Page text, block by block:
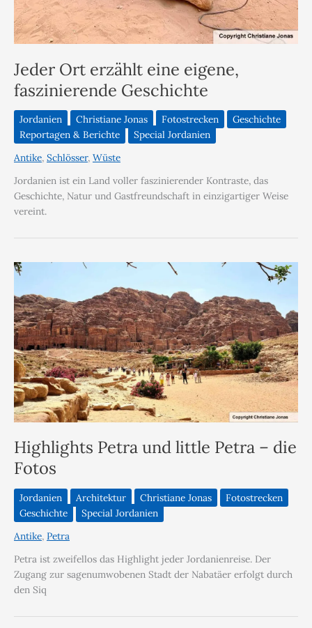
Jeder Ort erzählt eine eigene,
faszinierende Geschichte
Jordanien Christiane Jonas Fotostrecken
Geschichte
Reportagen & Berichte
Special Jordanien
Antike, Schlösser, Wüste
Jordanien ist ein Land voller faszinierender Kontraste, das
Geschichte, Natur und Gastfreundschaft in einzigartiger Weise
vereint.
Highlights Petra und little Petra – die
Fotos
Jordanien Architektur Christiane Jonas
Fotostrecken
Geschichte
Special Jordanien
Antike, Petra
Petra ist zweifellos das Highlight jeder Jordanienreise. Der
Zugang zur sagenumwobenen Stadt der Nabatäer erfolgt durch
den Siq